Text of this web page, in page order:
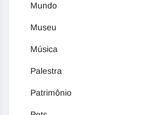
Mundo
Museu
Música
Palestra
Patrimônio